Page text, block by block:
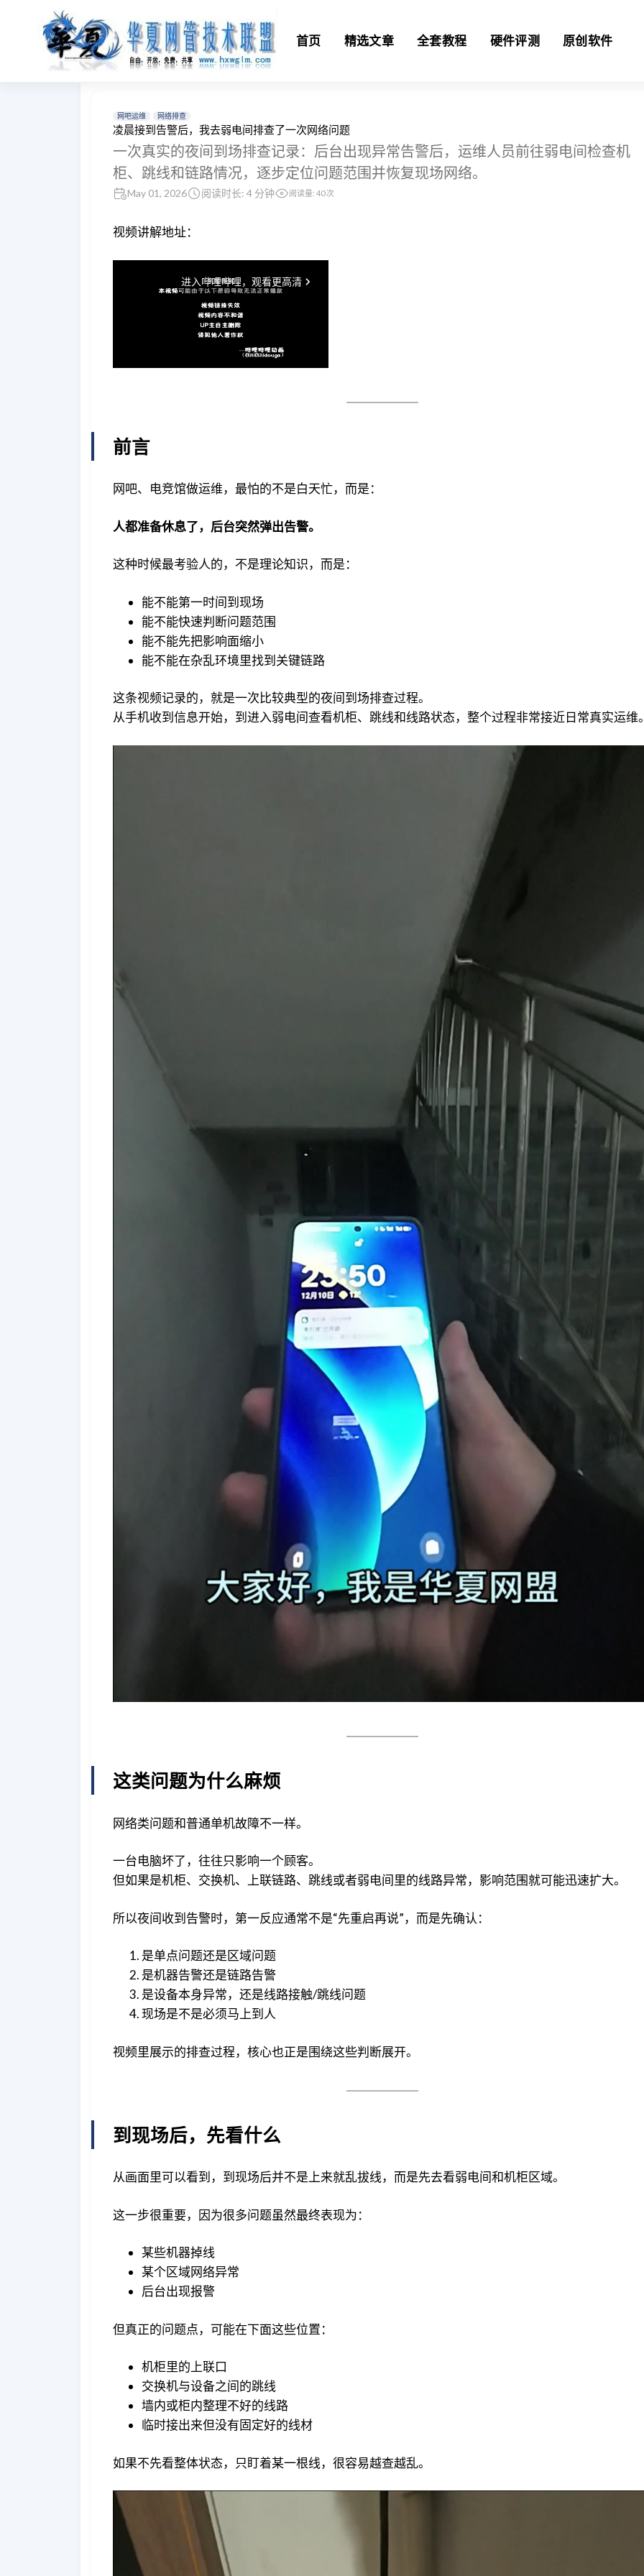
首页 精选文章 全套教程 硬件评测 原创软件
网吧运维 网络排查
凌晨接到告警后，我去弱电间排查了一次网络问题
一次真实的夜间到场排查记录：后台出现异常告警后，运维人员前往弱电间检查机
柜、跳线和链路情况，逐步定位问题范围并恢复现场网络。
May 01, 2026 阅读时长: 4 分钟 阅读量: 40次
视频讲解地址：
前言
网吧、电竞馆做运维，最怕的不是白天忙，而是：
人都准备休息了，后台突然弹出告警。
这种时候最考验人的，不是理论知识，而是：
能不能第一时间到现场
能不能快速判断问题范围
能不能先把影响面缩小
能不能在杂乱环境里找到关键链路
这条视频记录的，就是一次比较典型的夜间到场排查过程。
从手机收到信息开始，到进入弱电间查看机柜、跳线和线路状态，整个过程非常接近日常真实运维
这类问题为什么麻烦
网络类问题和普通单机故障不一样。
一台电脑坏了，往往只影响一个顾客。
但如果是机柜、交换机、上联链路、跳线或者弱电间里的线路异常，影响范围就可能迅速扩大。
所以夜间收到告警时，第一反应通常不是“先重启再说”，而是先确认：
是单点问题还是区域问题
是机器告警还是链路告警
是设备本身异常，还是线路接触/跳线问题
现场是不是必须马上到人
视频里展示的排查过程，核心也正是围绕这些判断展开。
到现场后，先看什么
从画面里可以看到，到现场后并不是上来就乱拔线，而是先去看弱电间和机柜区域。
这一步很重要，因为很多问题虽然最终表现为：
某些机器掉线
某个区域网络异常
后台出现报警
但真正的问题点，可能在下面这些位置：
机柜里的上联口
交换机与设备之间的跳线
墙内或柜内整理不好的线路
临时接出来但没有固定好的线材
如果不先看整体状态，只盯着某一根线，很容易越查越乱。